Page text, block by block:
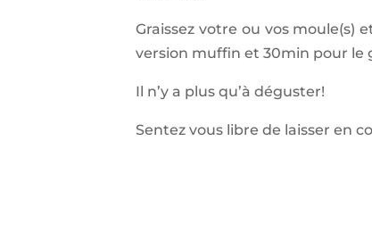
Graissez votre ou vos moule(s)
version muffin et 30min pour le
Il n’y a plus qu’à déguster!
Sentez vous libre de laisser en